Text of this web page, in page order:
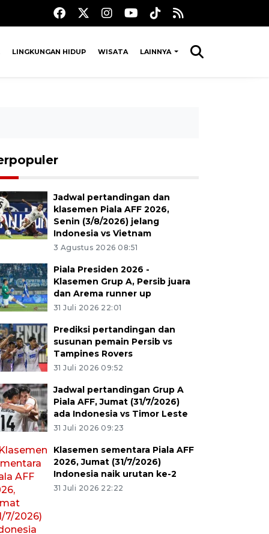
LINGKUNGAN HIDUP WISATA LAINNYA
Jadwal pertandingan dan
klasemen Piala AFF 2026,
Senin (3/8/2026) jelang
Indonesia vs Vietnam
3 Agustus 2026 08:51
Piala Presiden 2026 -
Klasemen Grup A, Persib juara
dan Arema runner up
31 Juli 2026 22:01
Prediksi pertandingan dan
susunan pemain Persib vs
Tampines Rovers
31 Juli 2026 09:52
Jadwal pertandingan Grup A
Piala AFF, Jumat (31/7/2026)
ada Indonesia vs Timor Leste
31 Juli 2026 09:23
Klasemen sementara Piala AFF
2026, Jumat (31/7/2026)
Indonesia naik urutan ke-2
31 Juli 2026 22:22